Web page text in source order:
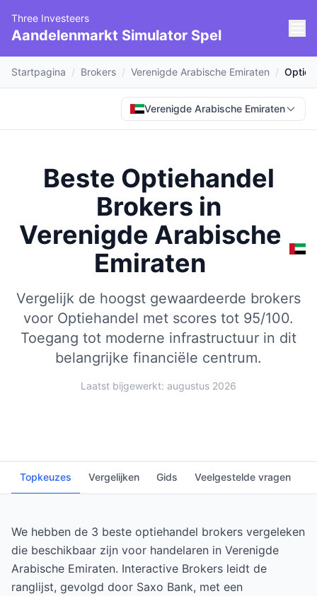
Three Investeers
Aandelenmarkt Simulator Spel
Startpagina / Brokers / Verenigde Arabische Emiraten /
Verenigde Arabische Emiraten
Beste Optiehandel
Brokers in
Verenigde Arabische
Emiraten
Vergelijk de hoogst gewaardeerde brokers
voor Optiehandel met scores tot 95/100.
Toegang tot moderne infrastructuur in dit
belangrijke financiële centrum.
Laatst bijgewerkt: augustus 2026
Topkeuzes Vergelijken Gids Veelgestelde vragen
We hebben de 3 beste optiehandel brokers vergeleken
die beschikbaar zijn voor handelaren in Verenigde
Arabische Emiraten. Interactive Brokers leidt de
ranglijst, gevolgd door Saxo Bank, met een